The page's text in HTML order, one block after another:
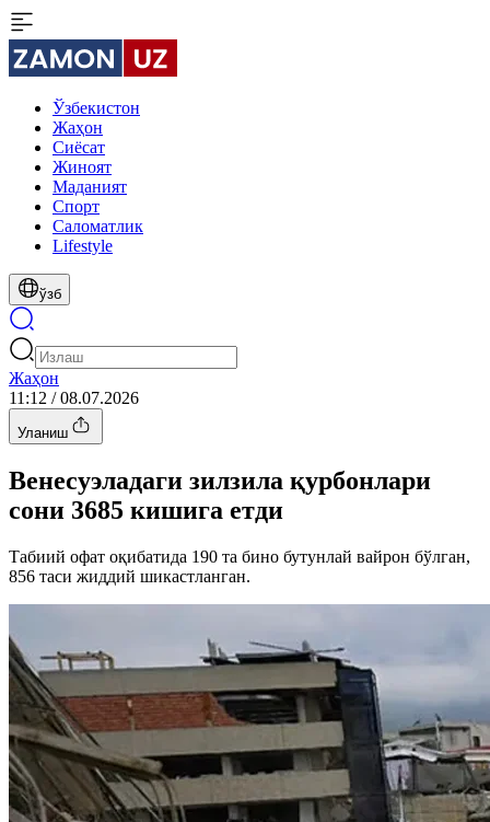
Ўзбекистон
Жаҳон
Сиёсат
Жиноят
Маданият
Спорт
Cаломатлик
Lifestyle
ўзб
Жаҳон
11:12 / 08.07.2026
Уланиш
Венесуэладаги зилзила қурбонлари
сони 3685 кишига етди
Табиий офат оқибатида 190 та бино бутунлай вайрон бўлган,
856 таси жиддий шикастланган.